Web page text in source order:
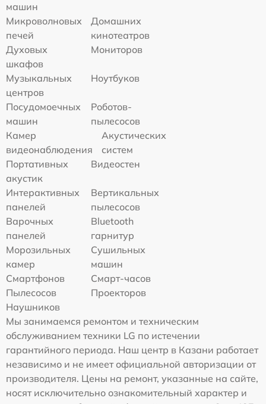
машин
Микроволновых
печей
Домашних
кинотеатров
Духовых
шкафов
Мониторов
Музыкальных
центров
Ноутбуков
Посудомоечных
машин
Роботов-
пылесосов
Камер
видеонаблюдения
Акустических
систем
Портативных
акустик
Видеостен
Интерактивных
панелей
Вертикальных
пылесосов
Варочных
панелей
Bluetooth
гарнитур
Морозильных
камер
Сушильных
машин
Смартфонов
Смарт-часов
Пылесосов
Проекторов
Наушников
Мы занимаемся ремонтом и техническим
обслуживанием техники LG по истечении
гарантийного периода. Наш центр в Казани работает
независимо и не имеет официальной авторизации от
производителя. Цены на ремонт, указанные на сайте,
носят исключительно ознакомительный характер и